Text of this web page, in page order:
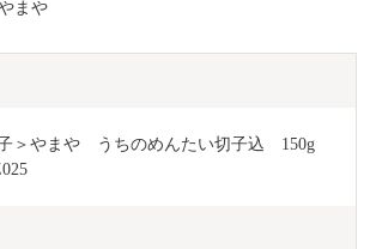
まや
＞やまや　うちのめんたい切子込　150g